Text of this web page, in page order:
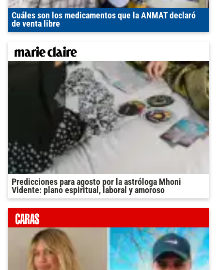
Cuáles son los medicamentos que la ANMAT declaró
de venta libre
Predicciones para agosto por la astróloga Mhoni
Vidente: plano espiritual, laboral y amoroso